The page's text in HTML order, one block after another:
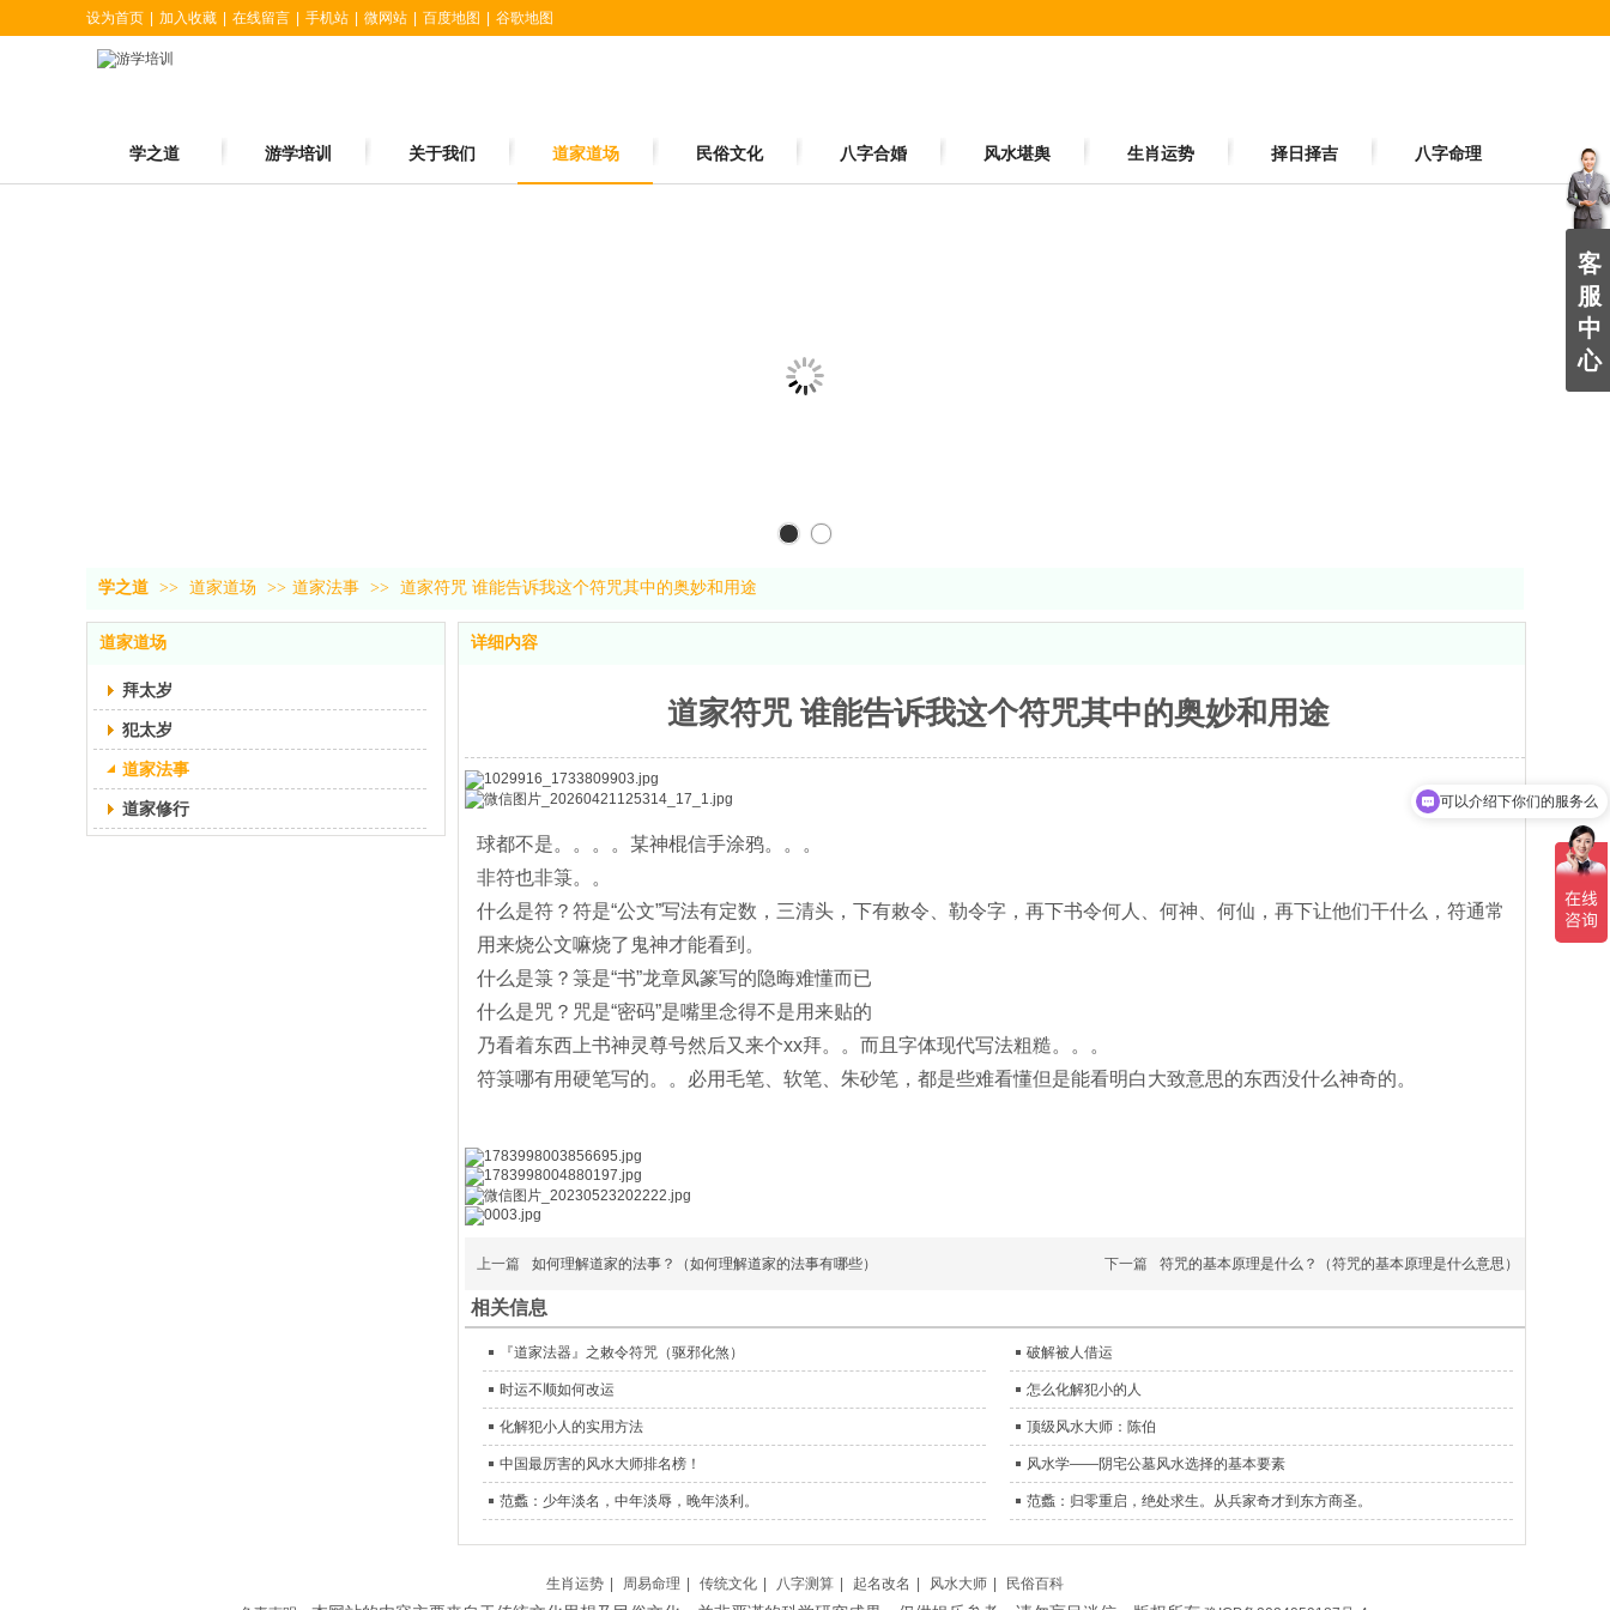
设为首页 加入收藏 在线留言 手机站 微网站 百度地图 谷歌地图
学之道 游学培训 关于我们 道家道场 民俗文化 八字合婚 风水堪舆 生肖运势 择日择吉 八字命理
学之道 >> 道家道场 >> 道家法事 >> 道家符咒 谁能告诉我这个符咒其中的奥妙和用途
道家道场
拜太岁
犯太岁
道家法事
道家修行
详细内容
道家符咒 谁能告诉我这个符咒其中的奥妙和用途
球都不是。。。。某神棍信手涂鸦。。。
非符也非箓。。
什么是符？符是“公文”写法有定数，三清头，下有敕令、勒令字，再下书令何人、何神、何仙，再下让他们干什么，符通常
用来烧公文嘛烧了鬼神才能看到。
什么是箓？箓是“书”龙章凤篆写的隐晦难懂而已
什么是咒？咒是“密码”是嘴里念得不是用来贴的
乃看着东西上书神灵尊号然后又来个xx拜。。而且字体现代写法粗糙。。。
符箓哪有用硬笔写的。。必用毛笔、软笔、朱砂笔，都是些难看懂但是能看明白大致意思的东西没什么神奇的。
上一篇 如何理解道家的法事？（如何理解道家的法事有哪些） 下一篇 符咒的基本原理是什么？（符咒的基本原理是什么意思）
相关信息
『道家法器』之敕令符咒（驱邪化煞） 破解被人借运
时运不顺如何改运 怎么化解犯小的人
化解犯小人的实用方法 顶级风水大师：陈伯
中国最厉害的风水大师排名榜！ 风水学——阴宅公墓风水选择的基本要素
范蠡：少年淡名，中年淡辱，晚年淡利。 范蠡：归零重启，绝处求生。从兵家奇才到东方商圣。
生肖运势 周易命理 传统文化 八字测算 起名改名 风水大师
民俗百科
客
服
中
心
可以介绍下你们的服务么